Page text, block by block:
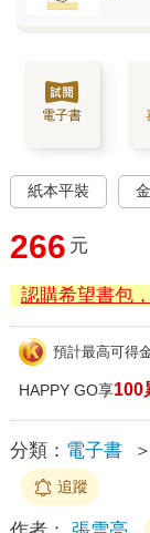
電子書
紙本平裝
266 元
認購希望書包
預計最高可得
HAPPY GO享100
分類： 電子書 ＞
追蹤